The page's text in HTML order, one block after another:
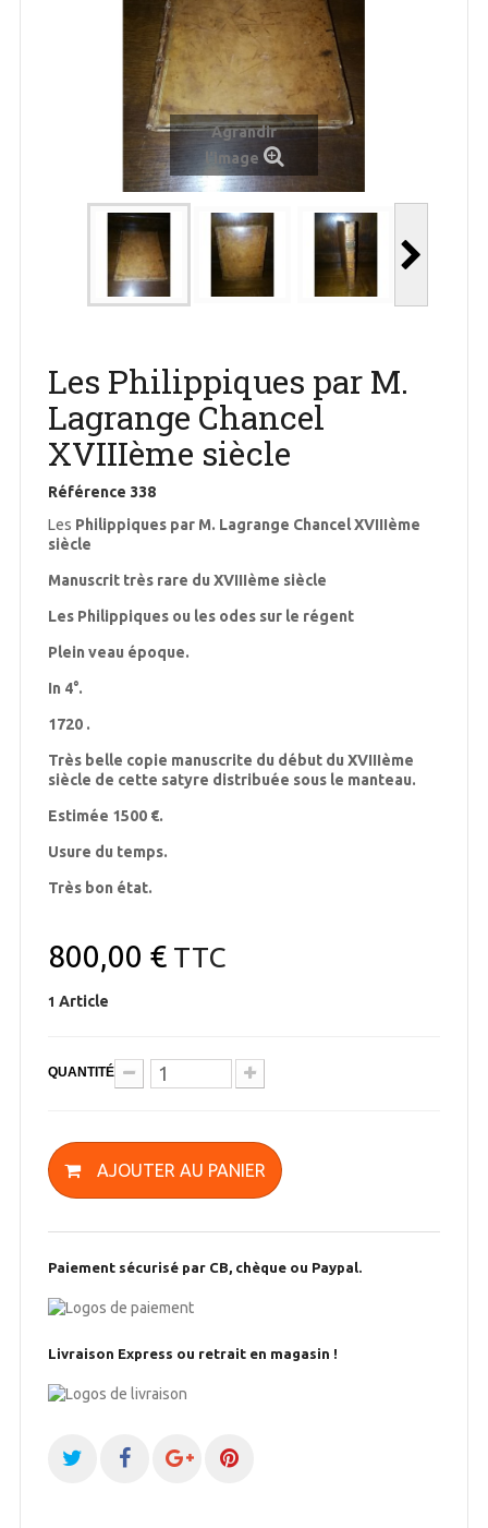
Agrandir
l'image
Les Philippiques par M.
Lagrange Chancel
XVIIIème siècle
Référence 338
Les Philippiques par M. Lagrange Chancel XVIIIème
siècle
Manuscrit très rare du XVIIIème siècle
Les Philippiques ou les odes sur le régent
Plein veau époque.
In 4°.
1720 .
Très belle copie manuscrite du début du XVIIIème
siècle de cette satyre distribuée sous le manteau.
Estimée 1500 €.
Usure du temps.
Très bon état.
800,00 €TTC
1 Article
QUANTITÉ
AJOUTER AU PANIER
Paiement sécurisé par CB, chèque ou Paypal.
Livraison Express ou retrait en magasin !